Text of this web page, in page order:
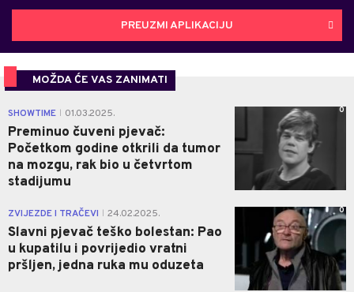
PREUZMI APLIKACIJU
MOŽDA ĆE VAS ZANIMATI
SHOWTIME 01.03.2025.
Preminuo čuveni pjevač:
Početkom godine otkrili da tumor
na mozgu, rak bio u četvrtom
stadijumu
0
ZVIJEZDE I TRAČEVI 24.02.2025.
Slavni pjevač teško bolestan: Pao
u kupatilu i povrijedio vratni
pršljen, jedna ruka mu oduzeta
0